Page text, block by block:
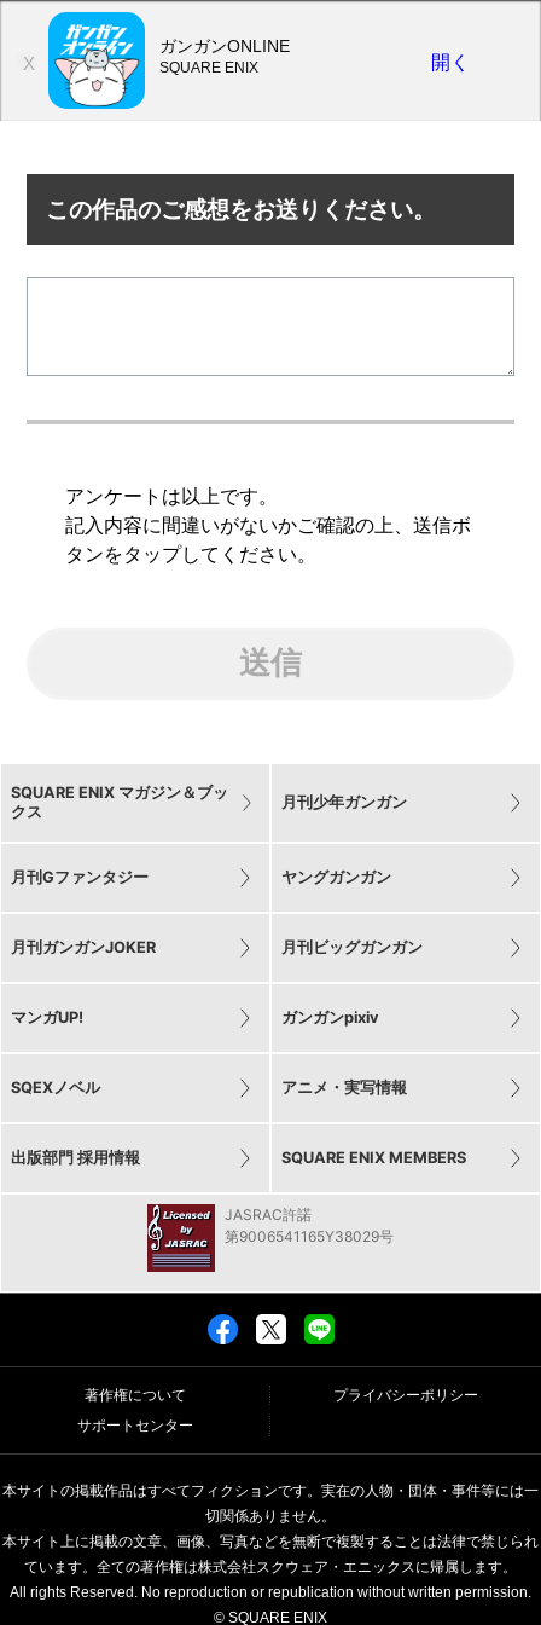
この作品のご感想をお送りください。
アンケートは以上です。
記入内容に間違いがないかご確認の上、送信ボ
タンをタップしてください。
送信
SQUARE ENIX マガジン＆ブッ
クス
月刊少年ガンガン
月刊Gファンタジー ヤングガンガン
月刊ガンガンJOKER 月刊ビッグガンガン
マンガUP! ガンガンpixiv
SQEXノベル アニメ・実写情報
出版部門 採用情報 SQUARE ENIX MEMBERS
JASRAC許諾
第9006541165Y38029号
著作権について
プライバシーポリシー
サポートセンター
本サイトの掲載作品はすべてフィクションです。実在の人物・団体・事件等には一
切関係ありません。
本サイト上に掲載の文章、画像、写真などを無断で複製することは法律で禁じられ
ています。全ての著作権は株式会社スクウェア・エニックスに帰属します。
All rights Reserved. No reproduction or republication without written permission.
© SQUARE ENIX
X
ガンガンONLINE
SQUARE ENIX 開く